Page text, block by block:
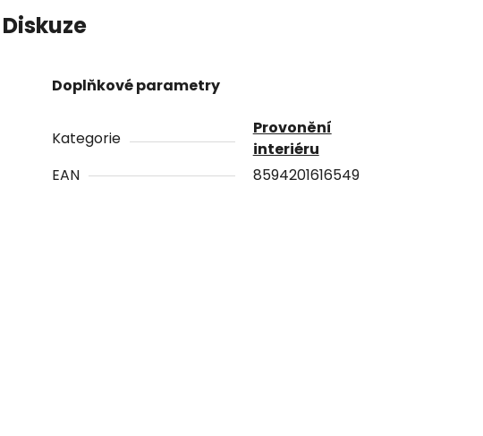
Diskuze
Doplňkové parametry
Kategorie
Provonění
interiéru
EAN
8594201616549